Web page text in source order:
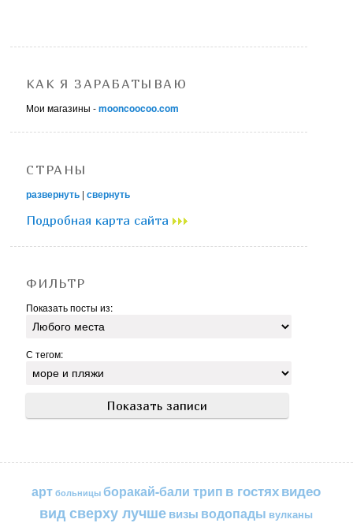
КАК Я ЗАРАБАТЫВАЮ
Мои магазины -mooncoocoo.com
СТРАНЫ
развернуть |свернуть
Подробная карта сайта
ФИЛЬТР
Показать посты из:
С тегом:
арт больницы боракай-бали трип в гостяхвидео
вид сверху лучшевизы водопады вулканы